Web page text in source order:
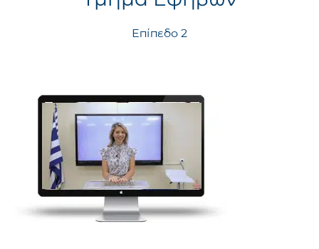
Επίπεδο 2